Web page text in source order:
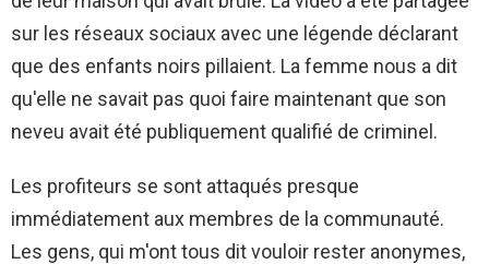
sur les réseaux sociaux avec une légende déclarant
que des enfants noirs pillaient. La femme nous a dit
qu'elle ne savait pas quoi faire maintenant que son
neveu avait été publiquement qualifié de criminel.
Les profiteurs se sont attaqués presque
immédiatement aux membres de la communauté.
Les gens, qui m'ont tous dit vouloir rester anonymes,